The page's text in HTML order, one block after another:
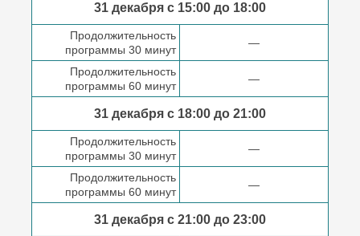
31 декабря с 15:00 до 18:00
Продолжительность
программы 30 минут
—
Продолжительность
программы 60 минут
—
31 декабря с 18:00 до 21:00
Продолжительность
программы 30 минут
—
Продолжительность
программы 60 минут
—
31 декабря с 21:00 до 23:00